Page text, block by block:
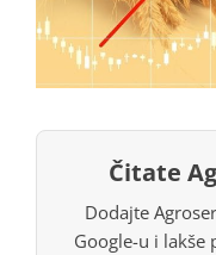
Čitate
Dodajte
Google-u i lakše